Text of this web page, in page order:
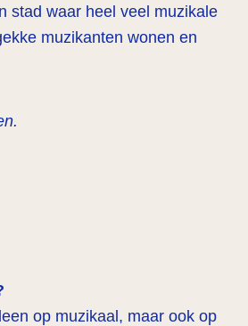
stad waar heel veel muzikale
muzikanten wonen en
op muzikaal, maar ook op